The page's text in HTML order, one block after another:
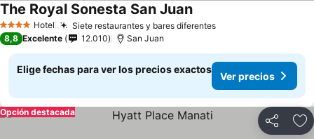
4 EstrellasHotel Siete restaurantes y bares diferentes
The Royal Sonesta San Juan
8,8 Excelente 12.010 San Juan
Elige fechas para ver los precios exactos
Ver precios
Compartir
Opción destacada